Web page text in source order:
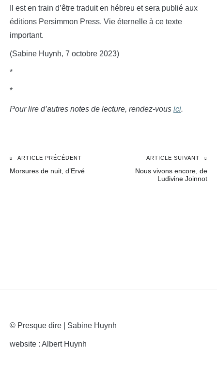
Il est en train d’être traduit en hébreu et sera publié aux
éditions Persimmon Press. Vie éternelle à ce texte
important.
(Sabine Huynh, 7 octobre 2023)
*
*
Pour lire d’autres notes de lecture, rendez-vous ici.
Navigation
ARTICLE PRÉCÉDENT
Morsures de nuit, d’Ervé
ARTICLE SUIVANT
Nous vivons encore, de
Ludivine Joinnot
© Presque dire | Sabine Huynh
website : Albert Huynh